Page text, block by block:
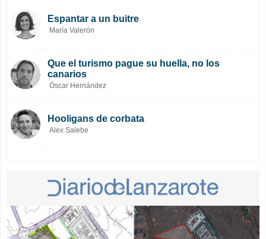
Espantar a un buitre
María Valerón
Que el turismo pague su huella, no los
canarios
Óscar Hernández
Hooligans de corbata
Alex Salebe